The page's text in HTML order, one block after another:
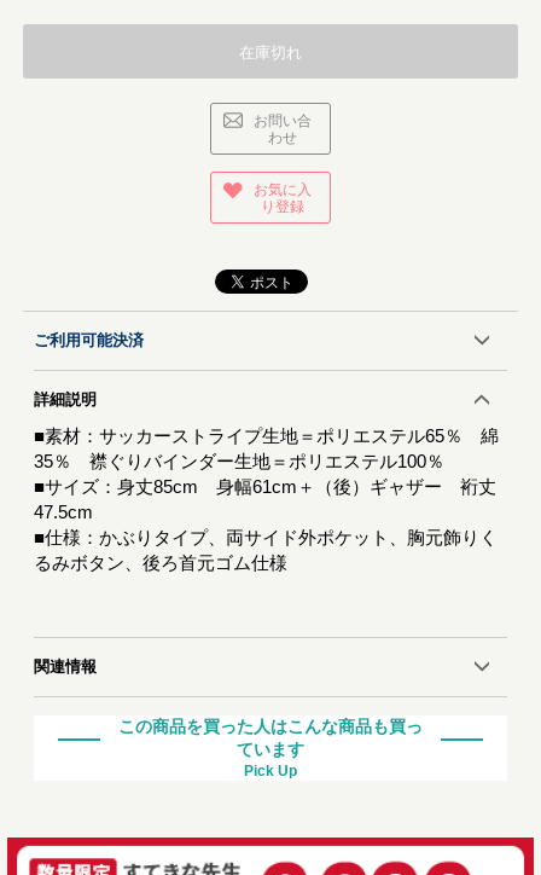
在庫切れ
お問い合
わせ
お気に入
り登録
ご利用可能決済
詳細説明
■素材：サッカーストライプ生地＝ポリエステル65％ 綿
35％ 襟ぐりバインダー生地＝ポリエステル100％
■サイズ：身丈85cm 身幅61cm＋（後）ギャザー 裄丈
47.5cm
■仕様：かぶりタイプ、両サイド外ポケット、胸元飾りく
るみボタン、後ろ首元ゴム仕様
関連情報
この商品を買った人はこんな商品も買っ
ています
Pick Up